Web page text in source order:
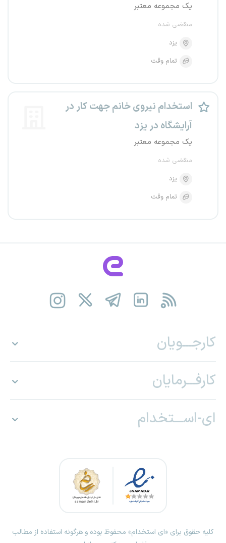
یک مجموعه معتبر
منقضی شده
یزد
تمام وقت
استخدام نیروی خانم جهت کار در
آرایشگاه در یزد
یک مجموعه معتبر
منقضی شده
یزد
تمام وقت
کارجـــویان
کارفـــرمایان
ای-اســـتخدام
کلیه حقوق برای «ای استخدام» محفوظ بوده و هرگونه استفاده از مطالب